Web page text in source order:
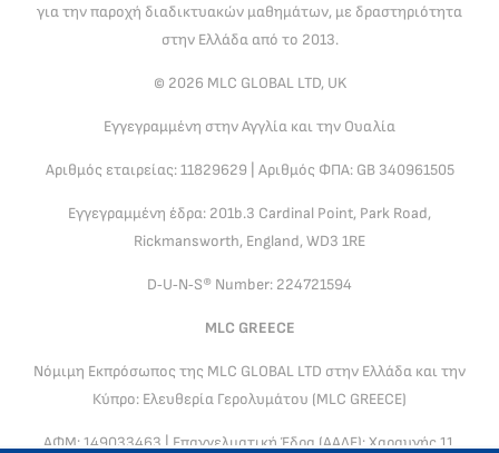
για την παροχή διαδικτυακών μαθημάτων, με δραστηριότητα
στην Ελλάδα από το 2013.
© 2026 MLC GLOBAL LTD, UK
Εγγεγραμμένη στην Αγγλία και την Ουαλία
Αριθμός εταιρείας: 11829629 | Αριθμός ΦΠΑ: GB 340961505
Εγγεγραμμένη έδρα: 201b.3 Cardinal Point, Park Road,
Rickmansworth, England, WD3 1RE
D‑U‑N‑S® Number: 224721594
MLC GREECE
Νόμιμη Εκπρόσωπος της MLC GLOBAL LTD στην Ελλάδα και την
Κύπρο: Ελευθερία Γερολυμάτου (MLC GREECE)
ΑΦΜ: 149033463 | Επαγγελματική Έδρα (ΑΑΔΕ): Χαραυγής 11,